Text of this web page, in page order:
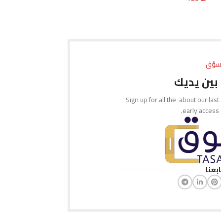
تحديد أحد الخيارات تحديد أحد الخيارات
يديك
Sign up for all the about our
early